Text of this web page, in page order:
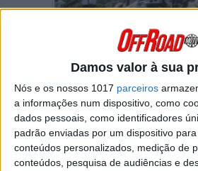
Damos valor à sua
Nós e os nossos 1017 parceiros
a informações num dispositivo, como
dados pessoais, como identificadores
padrão enviadas por um dispositivo
conteúdos personalizados, medição de
conteúdos, pesquisa de audiências e
Billy Boltcomeçou o
com uma vitória na
Extreme Test
A prova italiana é a primeira
campeonato do mundo de
depois da decisão de última
Extreme XL Lagaresdo lote
pontuáveis para este